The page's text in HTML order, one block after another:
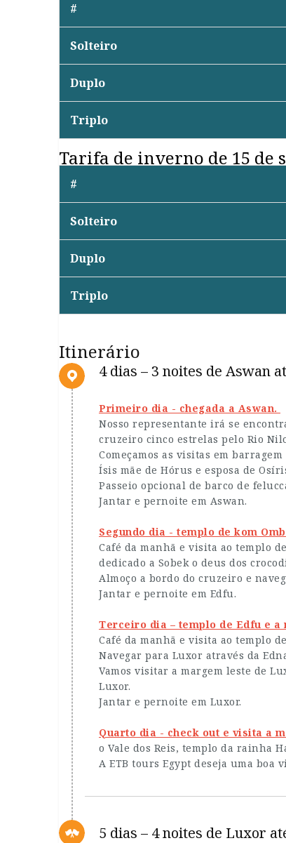
#
Solteiro
Duplo
Triplo
Tarifa de inverno de 15 de
#
Solteiro
Duplo
Triplo
Itinerário
4 dias – 3 noites de Aswan
Primeiro dia - chegada a Aswan.
Nosso representante irá se
cruzeiro cinco estrelas pelo Rio
Começamos as visitas em
Ísis mãe de Hórus e esposa de
Passeio opcional de barco de
Jantar e pernoite em Aswan.
Segundo dia - templo de kom
Café da manhã e visita ao templo
dedicado a Sobek o deus dos
Almoço a bordo do cruzeiro e
Jantar e pernoite em Edfu.
Terceiro dia – templo de Edfu e a
Café da manhã e visita ao templo
Navegar para Luxor através da
Vamos visitar a margem leste de
Luxor.
Jantar e pernoite em Luxor.
Quarto dia - check out e visita a
o Vale dos Reis, templo da rainha
A ETB tours Egypt deseja uma boa
5 dias – 4 noites de Luxor